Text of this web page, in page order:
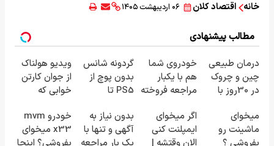
خانه اقتصاد کلان ۰۶ اردیبهشت ۱۴۰۵
مطالب پیشنهادی
درمان طبیعی
چین و چروک
در 30روز با
آلمانی(45%تخفیف)
خودروی شما
هم با یکبار
مراجعه فروخته
گردونه شانس
بدون پوچ از
PS5 تا
کوین 🔥
ویدیو هولناک
از جوان کارتن
خوابی که
آموزش رایگان
میخوای
ماشینت رو
اگر میخوای
ایمپلنت کنی
بدون نیاز به
آگهی و تنها با
خودرو mvm
x33 میخوای